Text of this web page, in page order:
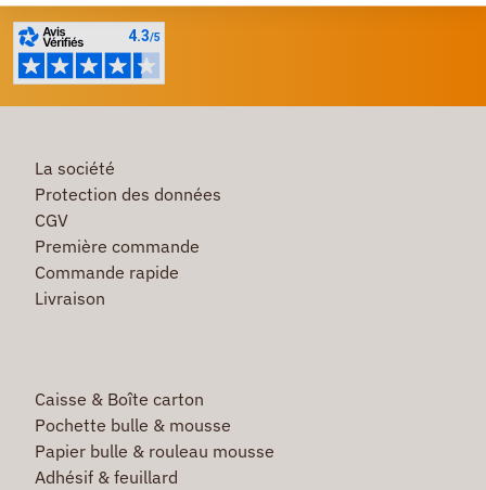
La société
Protection des données
CGV
Première commande
Commande rapide
Livraison
Caisse & Boîte carton
Pochette bulle & mousse
Papier bulle & rouleau mousse
Adhésif & feuillard